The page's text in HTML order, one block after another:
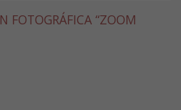
FOTOGRÁFICA “ZOOM